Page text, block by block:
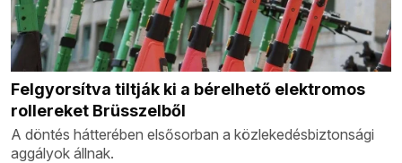
Felgyorsítva tiltják ki a bérelhető elektromos
rollereket Brüsszelből
A döntés hátterében elsősorban a közlekedésbiztonsági
aggályok állnak.